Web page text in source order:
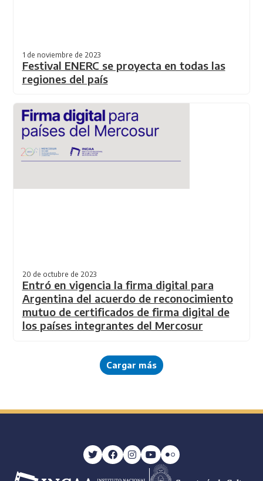
1 de noviembre de 2023
Festival ENERC se proyecta en todas las
regiones del país
20 de octubre de 2023
Entró en vigencia la firma digital para
Argentina del acuerdo de reconocimiento
mutuo de certificados de firma digital de
los países integrantes del Mercosur
Cargar más